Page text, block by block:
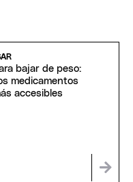
bajar de peso:
medicamentos
accesibles